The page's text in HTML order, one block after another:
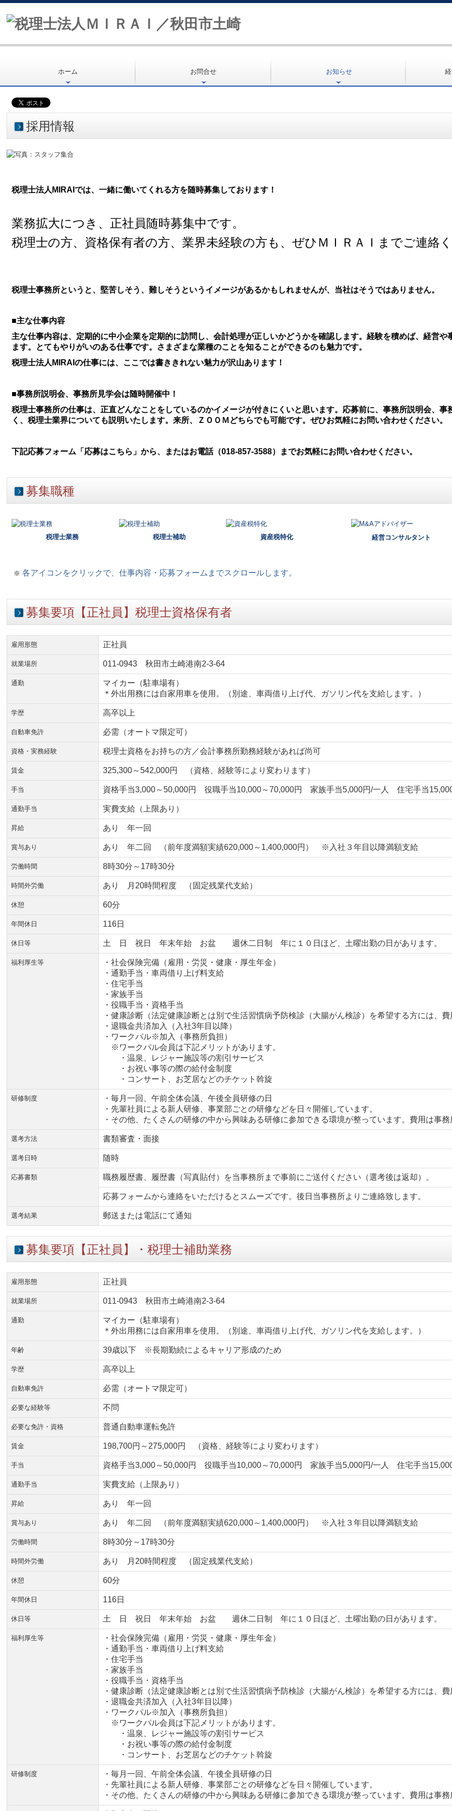
ホーム お問合せ お知らせ
採用情報
税理士法人MIRAIでは、一緒に働いてくれる方を随時募集しております！
業務拡大につき、正社員随時募集中です。
税理士の方、資格保有者の方、業界未経験の方も、ぜひＭＩＲＡＩまでご連絡
税理士事務所というと、堅苦しそう、難しそうというイメージがあるかもしれませんが、当社はそうではありません。
■主な仕事内容
主な仕事内容は、定期的に中小企業を定期的に訪問し、会計処理が正しいかどうかを確認します。経験を積めば、経営
ます。とてもやりがいのある仕事です。 さまざまな業種のことを知ることができるのも魅力です。
税理士法人MIRAIの仕事には、ここでは書ききれない魅力が沢山あります！
■事務所説明会、事務所見学会は随時開催中！
税理士事務所の仕事は、正直どんなことをしているのかイメージが付きにくいと思います。応募前に、事務所説明会、
く、税理士業界についても説明いたします。来所、ＺＯＯＭどちらでも可能です。ぜひお気軽にお問い合わせください。
下記応募フォーム「応募はこちら」から、またはお電話（018-857-3588）までお気軽にお問い合わせください。
募集職種
税理士業務 税理士補助 資産税特化 経営コンサルタント
※ 各アイコンをクリックで、仕事内容・応募フォームまでスクロールします。
募集要項【正社員】税理士資格保有者
雇用形態 正社員
就業場所 011-0943 秋田市土崎港南2-3-64
通勤
マイカー（駐車場有）
＊外出用務には自家用車を使用。（別途、車両借り上げ代、ガソリン代を支給します。）
学歴 高卒以上
自動車免許 必需（オートマ限定可）
資格・実務経験 税理士資格をお持ちの方／会計事務所勤務経験があれば尚可
賃金 325,300～542,000円 （資格、経験等により変わります）
手当 資格手当3,000～50,000円 役職手当10,000～70,000円 家族手当5,000円/一人 住宅手当
通勤手当 実費支給（上限あり）
昇給 あり 年一回
賞与あり あり 年二回 （前年度満額実績620,000～1,400,000円） ※入社３年目以降満額支給
労働時間 8時30分～17時30分
時間外労働 あり 月20時間程度 （固定残業代支給）
休憩 60分
年間休日 116日
休日等 土 日 祝日 年末年始 お盆 週休二日制 年に１０日ほど、土曜出勤の日があります。
福利厚生等
・社会保険完備（雇用・労災・健康・厚生年金）
・通勤手当・車両借り上げ料支給
・住宅手当
・家族手当
・役職手当・資格手当
・健康診断（法定健康診断とは別で生活習慣病予防検診（大腸がん検診）を希望する方には、
・退職金共済加入（入社3年目以降）
・ワークパル※加入（事務所負担）
※ワークパル会員は下記メリットがあります。
・温泉、レジャー施設等の割引サービス
・お祝い事等の際の給付金制度
・コンサート、お芝居などのチケット斡旋
研修制度
・毎月一回、午前全体会議、午後全員研修の日
・ 先輩社員による新人研修、事業部ごとの研修などを日々開催しています。
・その他、たくさんの研修の中から興味ある研修に参加できる環境が整っています。費用は事
選考方法 書類審査・面接
選考日時 随時
応募書類 職務履歴書、履歴書（写真貼付）を当事務所まで事前にご送付ください（選考後は返却）。
応募フォームから連絡をいただけるとスムーズです。後日当事務所よりご連絡致します。
選考結果 郵送または電話にて通知
募集要項【正社員】・税理士補助業務
雇用形態 正社員
就業場所 011-0943 秋田市土崎港南2-3-64
通勤
マイカー（駐車場有）
＊外出用務には自家用車を使用。（別途、車両借り上げ代、ガソリン代を支給します。）
年齢 39歳以下 ※長期勤続によるキャリア形成のため
学歴 高卒以上
自動車免許 必需（オートマ限定可）
必要な経験等 不問
必要な免許・資格 普通自動車運転免許
賃金 198,700円～275,000円 （資格、経験等により変わります）
手当 資格手当3,000～50,000円 役職手当10,000～70,000円 家族手当5,000円/一人 住宅手当
通勤手当 実費支給（上限あり）
昇給 あり 年一回
賞与あり あり 年二回 （前年度満額実績620,000～1,400,000円） ※入社３年目以降満額支給
労働時間 8時30分～17時30分
時間外労働 あり 月20時間程度 （固定残業代支給）
休憩 60分
年間休日 116日
休日等 土 日 祝日 年末年始 お盆 週休二日制 年に１０日ほど、土曜出勤の日があります。
福利厚生等
・社会保険完備（雇用・労災・健康・厚生年金）
・通勤手当・車両借り上げ料支給
・住宅手当
・家族手当
・役職手当・資格手当
・健康診断（法定健康診断とは別で生活習慣病予防検診（大腸がん検診）を希望する方には、
・退職金共済加入（入社3年目以降）
・ワークパル※加入（事務所負担）
※ワークパル会員は下記メリットがあります。
・温泉、レジャー施設等の割引サービス
・お祝い事等の際の給付金制度
・コンサート、お芝居などのチケット斡旋
研修制度
・毎月一回、午前全体会議、午後全員研修の日
・先輩社員による新人研修、事業部ごとの研修などを日々開催しています。
・その他、たくさんの研修の中から興味ある研修に参加できる環境が整っています。費用は事